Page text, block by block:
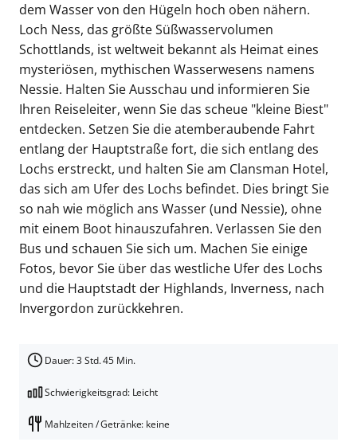
dem Wasser von den Hügeln hoch oben nähern.
Loch Ness, das größte Süßwasservolumen
Schottlands, ist weltweit bekannt als Heimat eines
mysteriösen, mythischen Wasserwesens namens
Nessie. Halten Sie Ausschau und informieren Sie
Ihren Reiseleiter, wenn Sie das scheue "kleine Biest"
entdecken. Setzen Sie die atemberaubende Fahrt
entlang der Hauptstraße fort, die sich entlang des
Lochs erstreckt, und halten Sie am Clansman Hotel,
das sich am Ufer des Lochs befindet. Dies bringt Sie
so nah wie möglich ans Wasser (und Nessie), ohne
mit einem Boot hinauszufahren. Verlassen Sie den
Bus und schauen Sie sich um. Machen Sie einige
Fotos, bevor Sie über das westliche Ufer des Lochs
und die Hauptstadt der Highlands, Inverness, nach
Invergordon zurückkehren.
Dauer: 3 Std. 45 Min.
Schwierigkeitsgrad: Leicht
Mahlzeiten / Getränke: keine